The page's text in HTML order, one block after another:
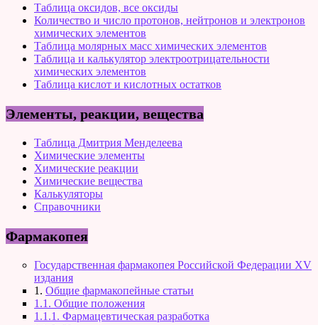
Таблица оксидов, все оксиды
Количество и число протонов, нейтронов и электронов
химических элементов
Таблица молярных масс химических элементов
Таблица и калькулятор электроотрицательности
химических элементов
Таблица кислот и кислотных остатков
Элементы, реакции, вещества
Таблица Дмитрия Менделеева
Химические элементы
Химические реакции
Химические вещества
Калькуляторы
Справочники
Фармакопея
Государственная фармакопея Российской Федерации XV
издания
1. Общие фармакопейные статьи
1.1. Общие положения
1.1.1. Фармацевтическая разработка